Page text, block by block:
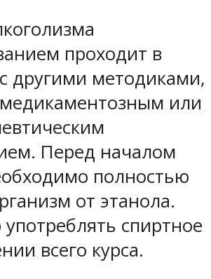
проходит в
другими методиками,
или
Перед началом
полностью
от этанола.
спиртное
всего курса.